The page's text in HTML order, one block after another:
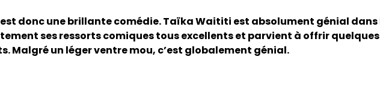
est donc une brillante comédie. Taïka Waititi est absolument génial dans
ses ressorts comiques tous excellents et parvient à offrir
Malgré un léger ventre mou, c’est globalement génial.